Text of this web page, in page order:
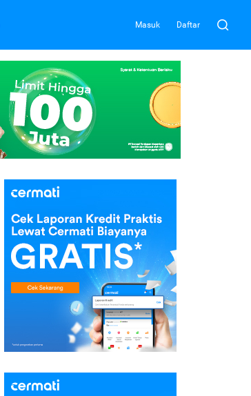
Masuk Daftar